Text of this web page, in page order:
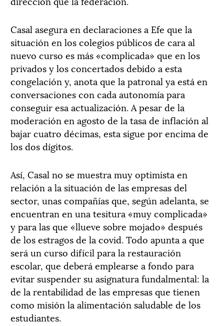
Casal asegura en declaraciones a Efe que la
situación en los colegios públicos de cara al
nuevo curso es más «complicada» que en los
privados y los concertados debido a esta
congelación y, anota que la patronal ya está en
conversaciones con cada autonomía para
conseguir esa actualización. A pesar de la
moderación en agosto de la tasa de inflación al
bajar cuatro décimas, esta sigue por encima de
los dos dígitos.
Así, Casal no se muestra muy optimista en
relación a la situación de las empresas del
sector, unas compañías que, según adelanta, se
encuentran en una tesitura «muy complicada»
y para las que «llueve sobre mojado» después
de los estragos de la covid. Todo apunta a que
será un curso difícil para la restauración
escolar, que deberá emplearse a fondo para
evitar suspender su asignatura fundalmental: la
de la rentabilidad de las empresas que tienen
como misión la alimentación saludable de los
estudiantes.